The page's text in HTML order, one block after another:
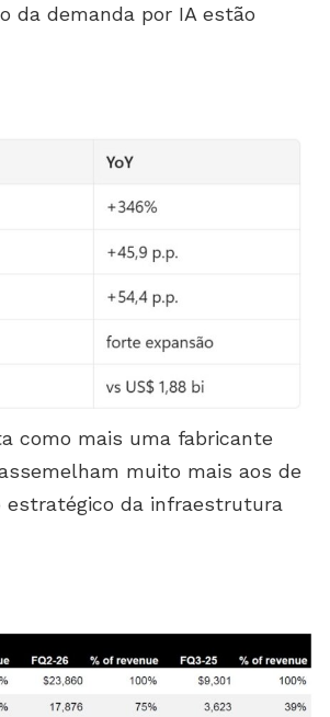
da demanda por IA estão
como mais uma fabricante
muito mais aos de
estratégico da infraestrutura